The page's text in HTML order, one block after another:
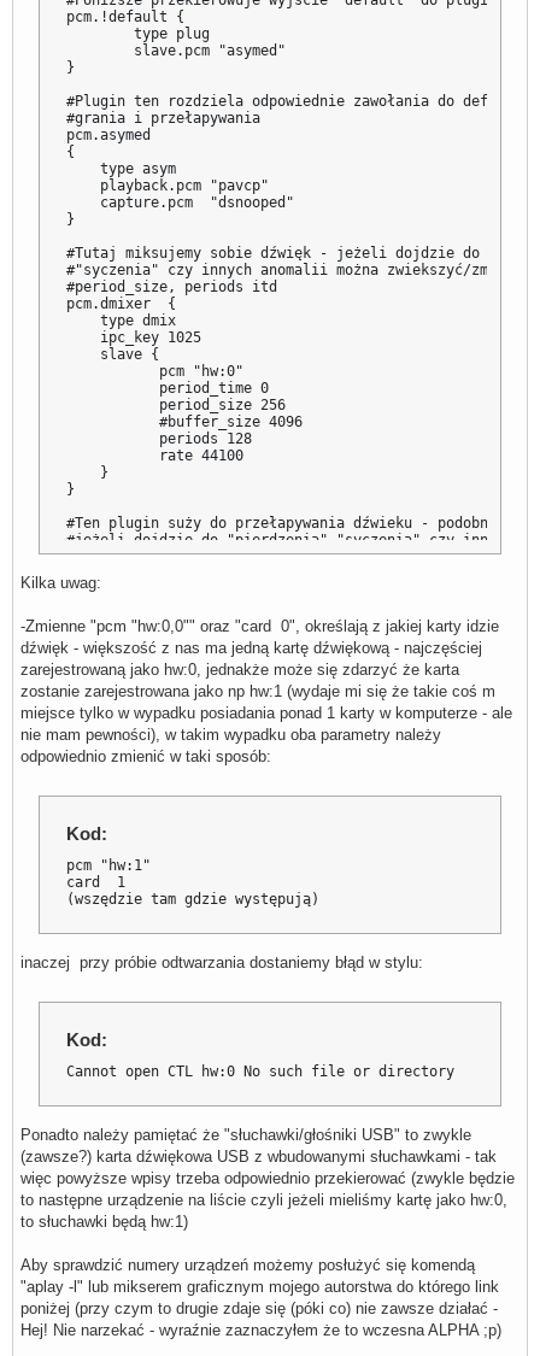
pcm.!default {
        type plug
        slave.pcm "asymed"
}
#Plugin ten rozdziela odpowiednie zawołania do default,
#grania i przełapywania
pcm.asymed
{
    type asym
    playback.pcm "pavcp"
    capture.pcm  "dsnooped"
}
#Tutaj miksujemy sobie dźwięk - jeżeli dojdzie do
#"syczenia" czy innych anomalii można zwiekszyć/
#period_size, periods itd
pcm.dmixer  {
    type dmix
    ipc_key 1025
    slave {
           pcm "hw:0"
           period_time 0
           period_size 256
           #buffer_size 4096
           periods 128
           rate 44100
    }
}
#Ten plugin suży do przełapywania dźwieku - podobnie jak
#jeżeli dojdzie do "pierdzenia","syczenia" czy innych
#można zwiekszyć/zmniejszyć period_size, periods itd
    type dsnoop
    slave
    {
        pcm "hw:0"
        channels 2
        period_size 256
        #buffer_size 4096
        rate 44100
        periods 0
        period_time 0
}
#Ponizej jest zdefiniowane 6 programowych kanałów
#obecnie wymagane jest podanie dokładnie 6 kanałów więc
#tyle stworzyć
pcm.softvol00 {
    type            softvol
    slave {
    control {
pcm.softvol01 {
    type            softvol
    }
    control {
        name        "Softvol01"
        card        0
    }
}
    type            softvol
    slave {
        pcm         "dmixer"
    }
    control {
Kilka uwag:
-Zmienne "pcm "hw:0,0"" oraz "card 0", określają z jakiej karty idzie
dźwięk - większość z nas ma jedną kartę dźwiękową - najczęściej
zarejestrowaną jako hw:0, jednakże może się zdarzyć że karta
zostanie zarejestrowana jako np hw:1 (wydaje mi się że takie coś m
miejsce tylko w wypadku posiadania ponad 1 karty w komputerze - ale
nie mam pewności), w takim wypadku oba parametry należy
odpowiednio zmienić w taki sposób:
Kod:
pcm "hw:1"
card  1
(wszędzie tam gdzie występują)
inaczej przy próbie odtwarzania dostaniemy błąd w stylu:
Kod:
Cannot open CTL hw:0 No such file or directory
Ponadto należy pamiętać że "słuchawki/głośniki USB" to zwykle
(zawsze?) karta dźwiękowa USB z wbudowanymi słuchawkami - tak
więc powyższe wpisy trzeba odpowiednio przekierować (zwykle będzie
to następne urządzenie na liście czyli jeżeli mieliśmy kartę jako hw:0,
to słuchawki będą hw:1)
Aby sprawdzić numery urządzeń możemy posłużyć się komendą
"aplay -l" lub mikserem graficznym mojego autorstwa do którego link
poniżej (przy czym to drugie zdaje się (póki co) nie zawsze działać -
Hej! Nie narzekać - wyraźnie zaznaczyłem że to wczesna ALPHA ;p)